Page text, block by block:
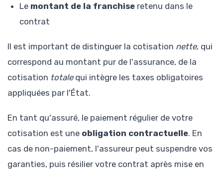
Le montant de la franchise retenu dans le
contrat
Il est important de distinguer la cotisation nette, qui
correspond au montant pur de l'assurance, de la
cotisation totalequi intègre les taxes obligatoires
appliquées par l'État.
En tant qu'assuré, le paiement régulier de votre
cotisation est une obligation contractuelle. En
cas de non-paiement, l'assureur peut suspendre vos
garanties, puis résilier votre contrat après mise en